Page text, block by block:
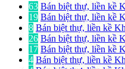
63 Bán biệt thự, liền kề
19 Bán biệt thự, liền kề
8 Bán biệt thự, liền kề
26 Bán biệt thự, liền kề
17 Bán biệt thự, liền kề
4 Bán biệt thự, liền kề